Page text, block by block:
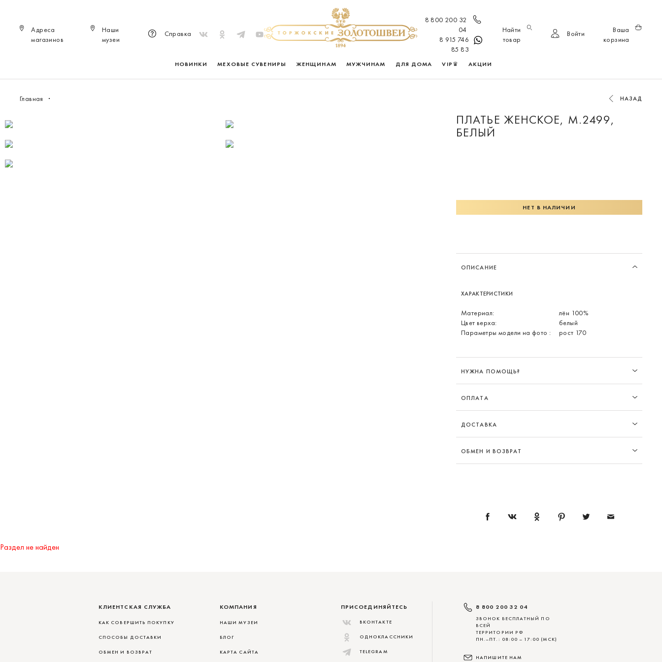
Адреса
магазинов
Наши
музеи
Справка
8 800 200 32
04
8 915 746
85 83
Найти
товар
Войти
Ваша
корзина
НОВИНКИ МЕХОВЫЕ СУВЕНИРЫ ЖЕНЩИНАМ МУЖЧИНАМ ДЛЯ ДОМА VIP♛ АКЦИИ
Главная НАЗАД
ПЛАТЬЕ ЖЕНСКОЕ, М.2499,
БЕЛЫЙ
НЕТ В НАЛИЧИИ
ОПИСАНИЕ
ХАРАКТЕРИСТИКИ
Материал:
лён 100%
Цвет верха:
белый
Параметры модели на фото :
рост 170
НУЖНА ПОМОЩЬ?
ОПЛАТА
ДОСТАВКА
ОБМЕН И ВОЗВРАТ
Раздел не найден
ПРИСОЕДИНЯЙТЕСЬ
ВКОНТАКТЕ
ОДНОКЛАССНИКИ
TELEGRAM
8 800 200 32 04
ЗВОНОК БЕСПЛАТНЫЙ ПО
ВСЕЙ
ТЕРРИТОРИИ РФ
ПН.–ПТ.: 08:00 – 17:00 (МСК)
НАПИШИТЕ НАМ
КЛИЕНТСКАЯ СЛУЖБА
КАК СОВЕРШИТЬ ПОКУПКУ
СПОСОБЫ ДОСТАВКИ
ОБМЕН И ВОЗВРАТ
КОМПАНИЯ
НАШИ МУЗЕИ
БЛОГ
КАРТА САЙТА